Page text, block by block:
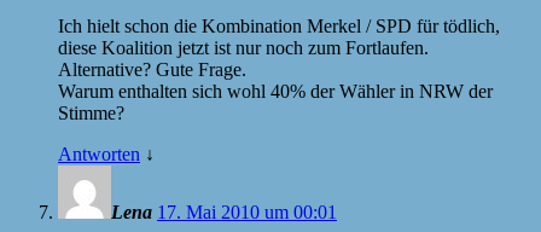
Ich hielt schon die Kombination Merkel / SPD für tödlich,
diese Koalition jetzt ist nur noch zum Fortlaufen.
Alternative? Gute Frage.
Warum enthalten sich wohl 40% der Wähler in NRW der
Stimme?
Antworten ↓
Lena 17. Mai 2010 um 00:01